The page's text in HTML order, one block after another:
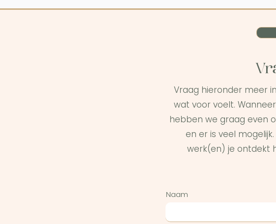
Vraag hieronder meer
wat voor voelt.
hebben we graag even
en er is veel
werk(en) je ontdekt
Naam